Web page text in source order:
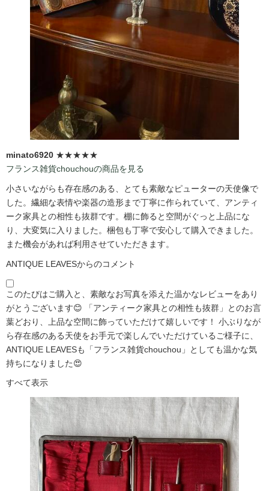
minato6920 ★★★★★
フランス雑貨chouchouの商品を見る
小さいながらも存在感のある、とても素敵なピューターの天使像で
した。繊細な表情や楽器の造形まで丁寧に作られていて、アンティ
ーク家具との相性も抜群です。棚に飾ると空間がぐっと上品にな
り、大変気に入りました。梱包も丁寧で安心して購入できました。
また機会があれば利用させていただきます。
ANTIQUE LEAVESからのコメント
このたびはご購入と、素敵なお写真を添えた温かなレビューをあり
がとうございます😊 「アンティーク家具との相性も抜群」とのお言
葉どおり、上品な空間に飾っていただけて嬉しいです！ 小ぶりなが
ら存在感のある天使をお手元で楽しんでいただけているご様子に、
ANTIQUE LEAVESも「フランス雑貨chouchou」としても温かな気
持ちになりました😍
すべて表示